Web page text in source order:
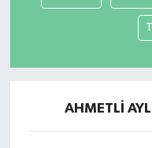
AHMETLİ